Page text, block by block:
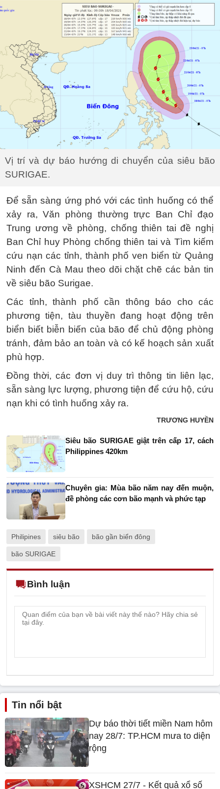
Vị trí và dự báo hướng di chuyển của siêu bão
SURIGAE.
Để sẵn sàng ứng phó với các tình huống có thể
xảy ra, Văn phòng thường trực Ban Chỉ đạo
Trung ương về phòng, chống thiên tai đề nghị
Ban Chỉ huy Phòng chống thiên tai và Tìm kiếm
cứu nạn các tỉnh, thành phố ven biển từ Quảng
Ninh đến Cà Mau theo dõi chặt chẽ các bản tin
về siêu bão Surigae.
Các tỉnh, thành phố cần thông báo cho các
phương tiện, tàu thuyền đang hoạt động trên
biển biết biễn biến của bão để chủ động phòng
tránh, đảm bảo an toàn và có kế hoạch sản xuất
phù hợp.
Đồng thời, các đơn vị duy trì thông tin liên lạc,
sẵn sàng lực lượng, phương tiện để cứu hộ, cứu
nạn khi có tình huống xảy ra.
TRƯƠNG HUYỀN
Siêu bão SURIGAE giật trên cấp 17, cách
Philippines 420km
Chuyên gia: Mùa bão năm nay đến muộn,
đề phòng các cơn bão mạnh và phức tạp
Philipines siêu bão bão gần biển đông
bão SURIGAE
Bình luận
Tin nổi bật
Dự báo thời tiết miền Nam hôm
nay 28/7: TP.HCM mưa to diện
rộng
XSHCM 27/7 - Kết quả xổ số